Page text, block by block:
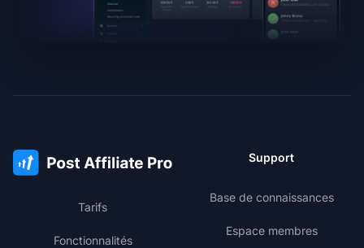
Tarifs
Fonctionnalités
Support
Base de connaissances
Espace membres